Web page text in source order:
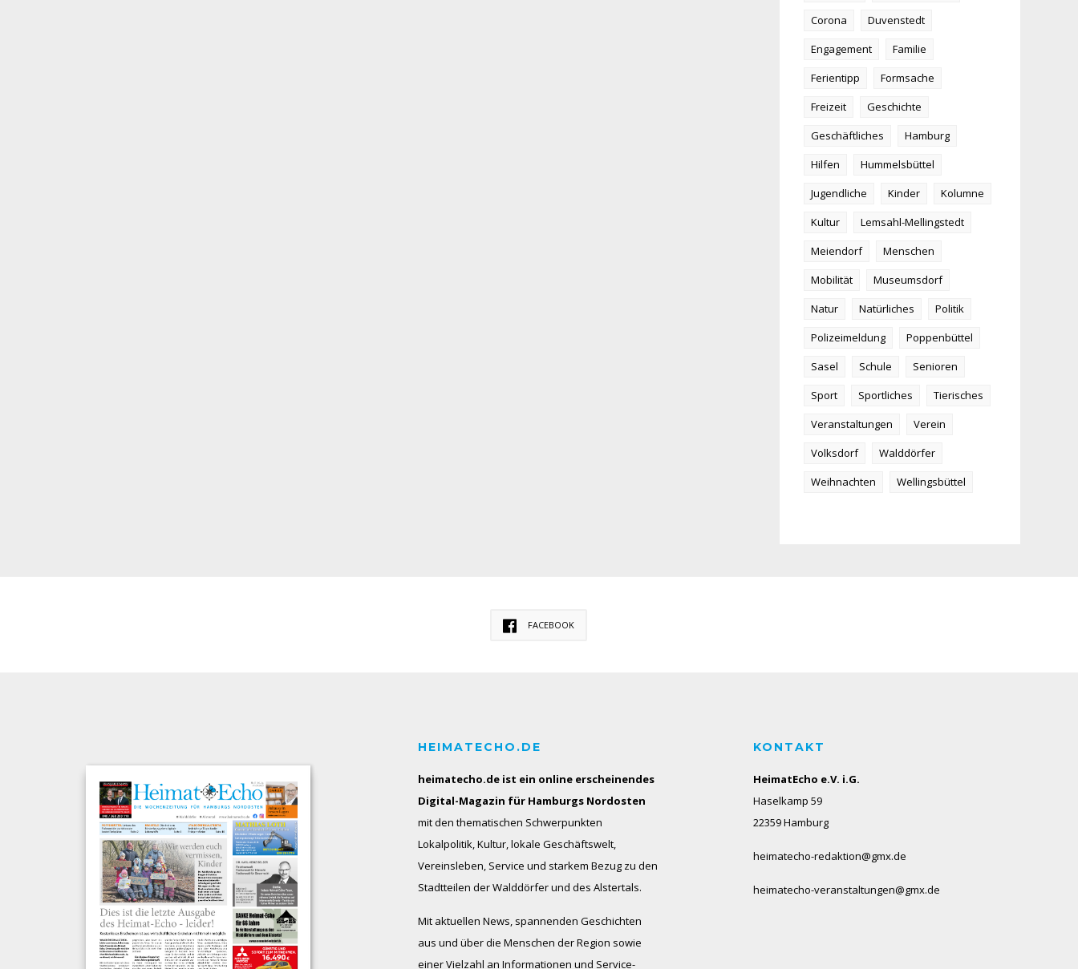
Corona
Duvenstedt
Engagement
Familie
Ferientipp
Formsache
Freizeit
Geschichte
Geschäftliches
Hamburg
Hilfen
Hummelsbüttel
Jugendliche
Kinder
Kolumne
Kultur
Lemsahl-Mellingstedt
Meiendorf
Menschen
Mobilität
Museumsdorf
Natur
Natürliches
Politik
Polizeimeldung
Poppenbüttel
Sasel
Schule
Senioren
Sport
Sportliches
Tierisches
Veranstaltungen
Verein
Volksdorf
Walddörfer
Weihnachten
Wellingsbüttel
FACEBOOK
HEIMATECHO.DE
heimatecho.de ist ein online erscheinendes
Digital-Magazin für Hamburgs Nordosten
mit den thematischen Schwerpunkten
Lokalpolitik, Kultur, lokale Geschäftswelt,
Vereinsleben, Service und starkem Bezug zu den
Stadtteilen der Walddörfer und des Alstertals.
Mit aktuellen News, spannenden Geschichten
aus und über die Menschen der Region sowie
einer Vielzahl an Informationen und Service-
KONTAKT
HeimatEcho e.V. i.G.
Haselkamp 59
22359 Hamburg
heimatecho-redaktion@gmx.de
heimatecho-veranstaltungen@gmx.de